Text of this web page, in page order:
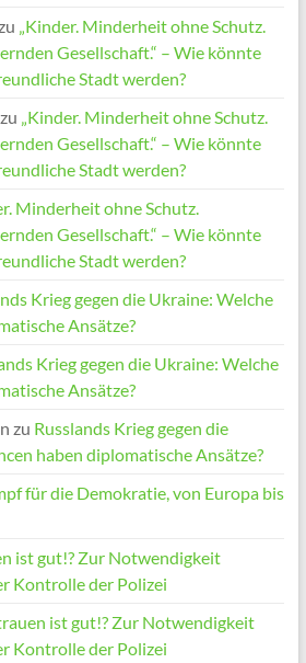
„Kinder. Minderheit ohne Schutz.
Gesellschaft.“ – Wie könnte
Stadt werden?
zu „Kinder. Minderheit ohne Schutz.
Gesellschaft.“ – Wie könnte
Stadt werden?
Minderheit ohne Schutz.
Gesellschaft.“ – Wie könnte
Stadt werden?
Krieg gegen die Ukraine: Welche
Ansätze?
Krieg gegen die Ukraine: Welche
Ansätze?
zu Russlands Krieg gegen die
haben diplomatische Ansätze?
für die Demokratie, von Europa bis
ist gut!? Zur Notwendigkeit
Kontrolle der Polizei
ist gut!? Zur Notwendigkeit
Kontrolle der Polizei